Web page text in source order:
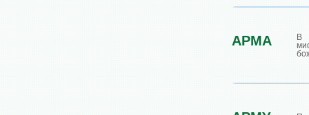
АРМА
В